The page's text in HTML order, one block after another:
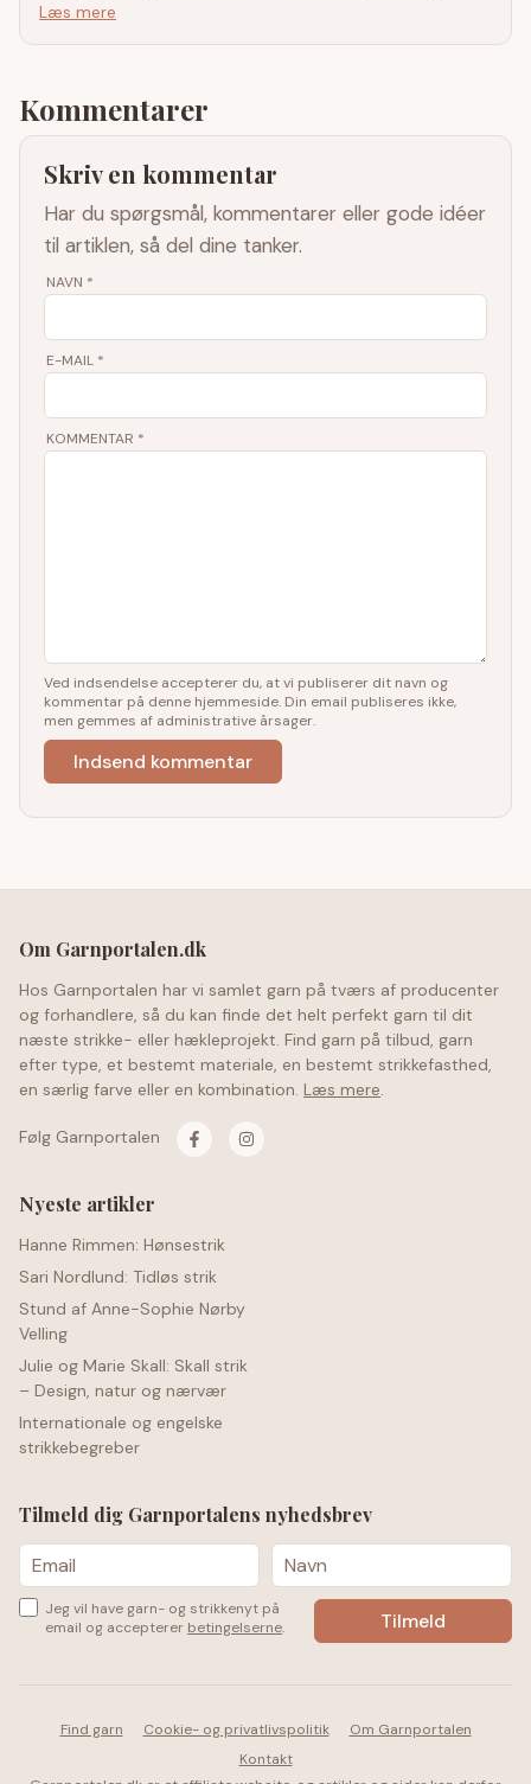
Læs mere
Kommentarer
Skriv en kommentar
Har du spørgsmål, kommentarer eller gode idéer
til artiklen, så del dine tanker.
NAVN *
E-MAIL *
KOMMENTAR *
Ved indsendelse accepterer du, at vi publiserer dit navn og
kommentar på denne hjemmeside. Din email publiseres ikke,
men gemmes af administrative årsager.
Om Garnportalen.dk
Hos Garnportalen har vi samlet garn på tværs af producenter
og forhandlere, så du kan finde det helt perfekt garn til dit
næste strikke- eller hækleprojekt. Find garn på tilbud, garn
efter type, et bestemt materiale, en bestemt strikkefasthed,
en særlig farve eller en kombination. Læs mere.
Følg Garnportalen
Nyeste artikler
Hanne Rimmen: Hønsestrik
Sari Nordlund: Tidløs strik
Stund af Anne-Sophie Nørby
Velling
Julie og Marie Skall: Skall strik
– Design, natur og nærvær
Internationale og engelske
strikkebegreber
Tilmeld dig Garnportalens nyhedsbrev
Jeg vil have garn- og strikkenyt på
email og accepterer betingelserne.
Find garn Cookie- og privatlivspolitik
Om Garnportalen
Kontakt